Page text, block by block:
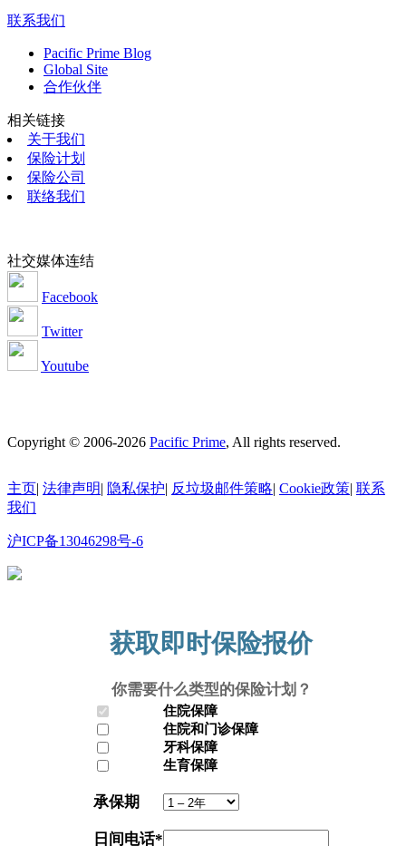
联系我们
Pacific Prime Blog
Global Site
合作伙伴
相关链接
关于我们
保险计划
保险公司
联络我们
社交媒体连结
Facebook
Twitter
Youtube
Copyright © 2006-2026 Pacific Prime, All rights reserved.
主页| 法律声明| 隐私保护| 反垃圾邮件策略| Cookie政策| 联系
我们
沪ICP备13046298号-6
获取即时保险报价
你需要什么类型的保险计划？
住院保障
住院和门诊保障
牙科保障
生育保障
承保期
日间电话*